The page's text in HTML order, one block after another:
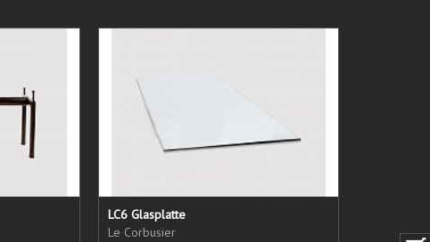
LC6 Glasplatte
Le Corbusier